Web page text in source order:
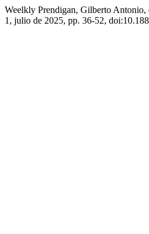
Weelkly Prendigan, Gilberto Antonio,
1, julio de 2025, pp. 36-52,